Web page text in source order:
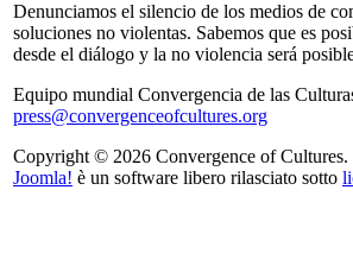
Denunciamos el silencio de los medios de
soluciones no violentas. Sabemos que es
desde el diálogo y la no violencia será
Equipo mundial Convergencia de las
press@convergenceofcultures.org
Copyright © 2026 Convergence of
Joomla! è un software libero rilasciato sotto